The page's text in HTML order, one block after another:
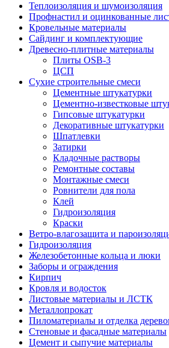
Теплоизоляция и шумоизоляция
Профнастил и оцинкованные
Кровельные материалы
Сайдинг и комплектующие
Древесно-плитные материалы
Плиты OSB-3
ЦСП
Сухие строительные смеси
Цементные штукатурки
Цементно-известковые
Гипсовые штукатурки
Декоративные штукатурки
Шпатлевки
Затирки
Кладочные растворы
Ремонтные составы
Монтажные смеси
Ровнители для пола
Клей
Гидроизоляция
Краски
Ветро-влагозащита и
Гидроизоляция
Железобетонные кольца и люки
Заборы и ограждения
Кирпич
Кровля и водосток
Листовые материалы и ЛСТК
Металлопрокат
Пиломатериалы и отделка
Стеновые и фасадные материалы
Цемент и сыпучие материалы